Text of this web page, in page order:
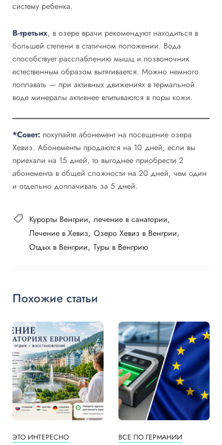
систему ребенка.
В-третьих, в озере врачи рекомендуют находиться в
большей степени в статичном положении. Вода
способствует расслаблению мышц и позвоночник
естественным образом вытягивается. Можно немного
поплавать — при активных движениях в термальной
воде минералы активнее впитываются в поры кожи.
*Совет: покупайте абонемент на посещение озера
Хевиз. Абонементы продаются на 10 дней, если вы
приехали на 15 дней, то выгоднее приобрести 2
абонемента в общей сложности на 20 дней, чем один
и отдельно доплачивать за 5 дней.
Курорты Венгрии лечение в санатории
Лечение в Хевиз Озеро Хевиз в Венгрии
Отдых в Венгрии Туры в Венгрию
Похожие статьи
ЭТО ИНТЕРЕСНО
ВСЕ ПО ГЕРМАНИИ